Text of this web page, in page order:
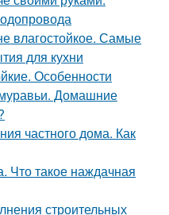
влагостойкое. Самые
для кухни
Особенности
Домашние
частного дома. Как
Что такое наждачная
строительных